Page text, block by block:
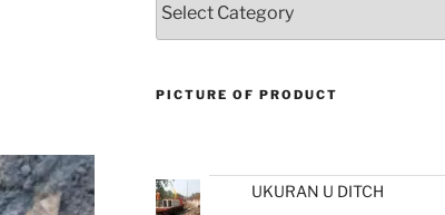
PICTURE OF PRODUCT
UKURAN U DITCH